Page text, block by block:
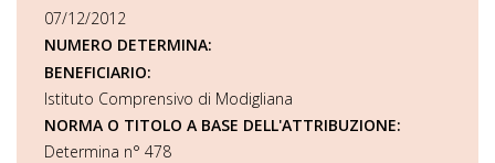
07/12/2012
NUMERO DETERMINA:
BENEFICIARIO:
Istituto Comprensivo di Modigliana
NORMA O TITOLO A BASE DELL'ATTRIBUZIONE:
Determina n° 478